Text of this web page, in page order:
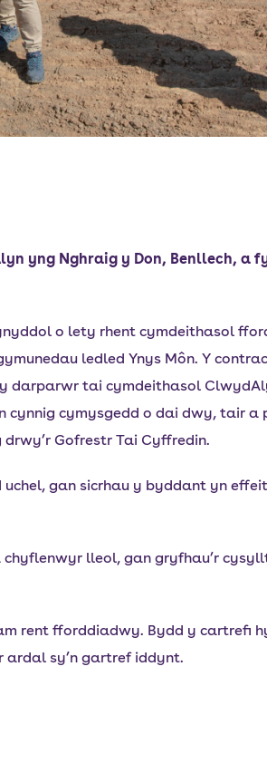
yng Nghraig y Don, Benllech, a
o lety rhent cymdeithasol
ledled Ynys Môn. Y
darparwr tai cymdeithasol
cynnig cymysgedd o dai dwy, tair
Gofrestr Tai Cyffredin.
gan sicrhau y byddant yn
lleol, gan gryfhau’r
rent fforddiadwy. Bydd y cartrefi
ardal sy’n gartref iddynt.